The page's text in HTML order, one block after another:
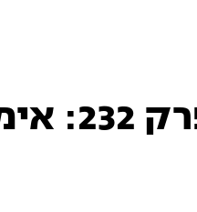
בוקר